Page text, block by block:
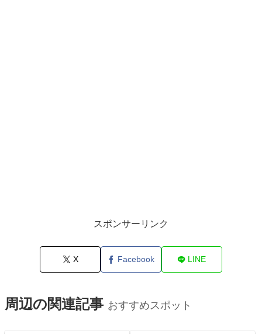
スポンサーリンク
X Facebook LINE
周辺の関連記事 おすすめスポット